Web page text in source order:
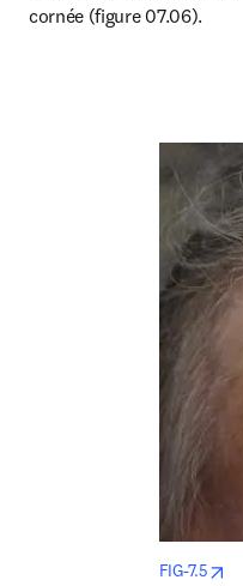
cornée (figure 07.06).
FIG-7.5